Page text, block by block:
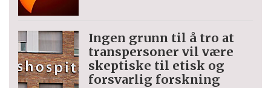
Ingen grunn til å tro at
trans­personer vil være
skeptiske til etisk og
forsvarlig forskning